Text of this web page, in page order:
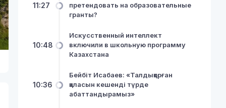
11:27
претендовать на образовательные
гранты?
10:48
Искусственный интеллект
включили в школьную программу
Казахстана
10:36
Бейбіт Исабаев: «Талдықорған
қаласын кешенді түрде
абаттандырамыз»